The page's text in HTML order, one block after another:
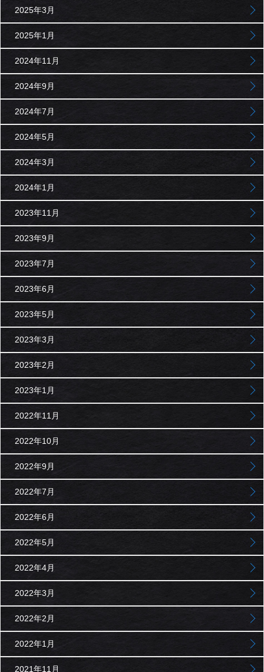
2025年3月
2025年1月
2024年11月
2024年9月
2024年7月
2024年5月
2024年3月
2024年1月
2023年11月
2023年9月
2023年7月
2023年6月
2023年5月
2023年3月
2023年2月
2023年1月
2022年11月
2022年10月
2022年9月
2022年7月
2022年6月
2022年5月
2022年4月
2022年3月
2022年2月
2022年1月
2021年11月